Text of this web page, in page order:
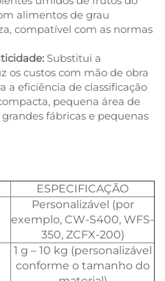
alimentos de grau
compatível com as normas
Substitui a
os custos com mão de obra
a eficiência de classificação
pequena área de
fábricas e pequenas
ESPECIFICAÇÃO
Personalizável (por
exemplo, CW-S400, WFS-
350, ZCFX-200)
1 g – 10 kg (personalizável
conforme o tamanho do